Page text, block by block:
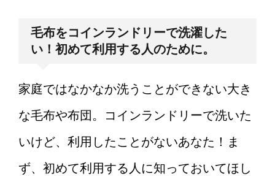
バイクを始める女性初心者に
おすすめなバイクと操作のコ
レンタルしたDVDが途中で止
しょう！
毛布をコインランドリーで洗濯した
い！初めて利用する人のために。
家庭ではなかなか洗うことができない大き
な毛布や布団。コインランドリーで洗いた
いけど、利用したことがないあなた！ま
ず、初めて利用する人に知っておいてほし